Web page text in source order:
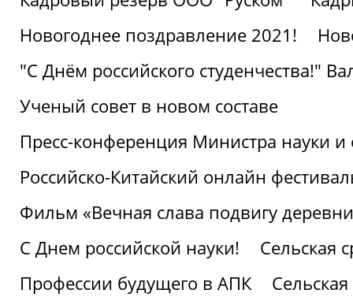
Новогоднее поздравление 2021!
"С Днём российского студенчества!"
Ученый совет в новом составе
Пресс-конференция Министра науки
Российско-Китайский онлайн
Фильм «Вечная слава подвигу
С Днем российской науки!
Сельская
Профессии будущего в АПК